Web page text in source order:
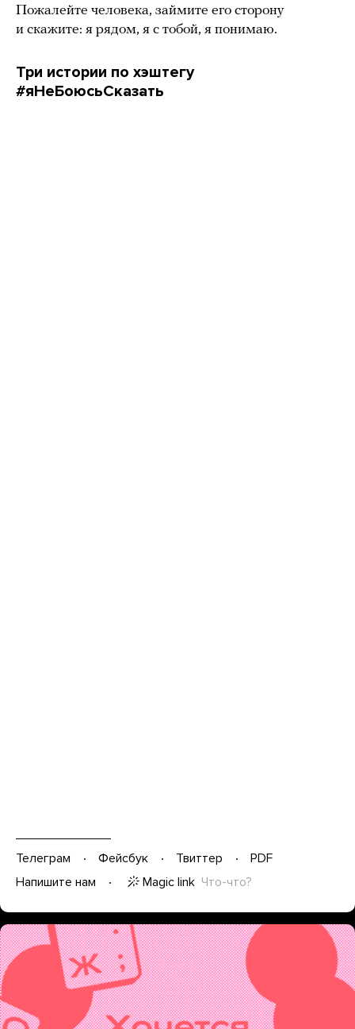
Пожалейте человека, займите его сторону
и скажите: я рядом, я с тобой, я понимаю.
Три истории по хэштегу
#яНеБоюсьСказать
Телеграм Фейсбук Твиттер
PDF
Напишите нам
Magic link Что-что?